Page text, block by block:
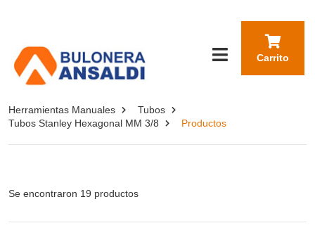
Carrito
Herramientas Manuales
Tubos
Tubos Stanley Hexagonal MM 3/8
Productos
Se encontraron 19 productos